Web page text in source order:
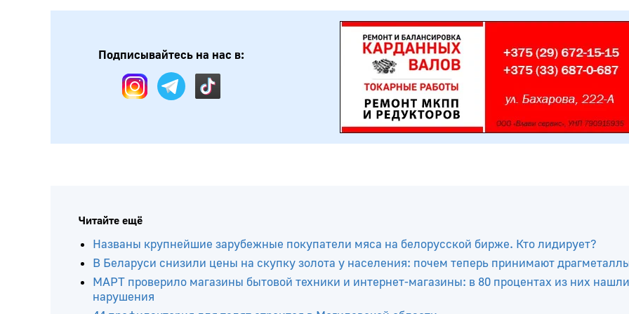
Подписывайтесь на нас в:
Читайте ещё
Названы крупнейшие зарубежные покупатели мяса на белорусской бирже. Кто лидирует?
В Беларуси снизили цены на скупку золота у населения: почем теперь принимают
МАРТ проверило магазины бытовой техники и интернет-магазины: в 80 процентах из них
нарушения